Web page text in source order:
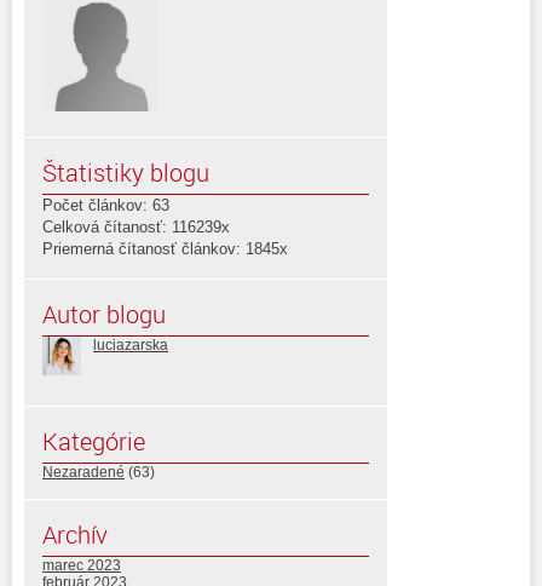
Štatistiky blogu
Počet článkov: 63
Celková čítanosť: 116239x
Priemerná čítanosť článkov: 1845x
Autor blogu
luciazarska
Kategórie
Nezaradené (63)
Archív
marec 2023
február 2023